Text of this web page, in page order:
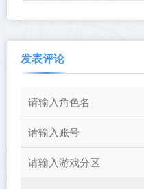
发表评论